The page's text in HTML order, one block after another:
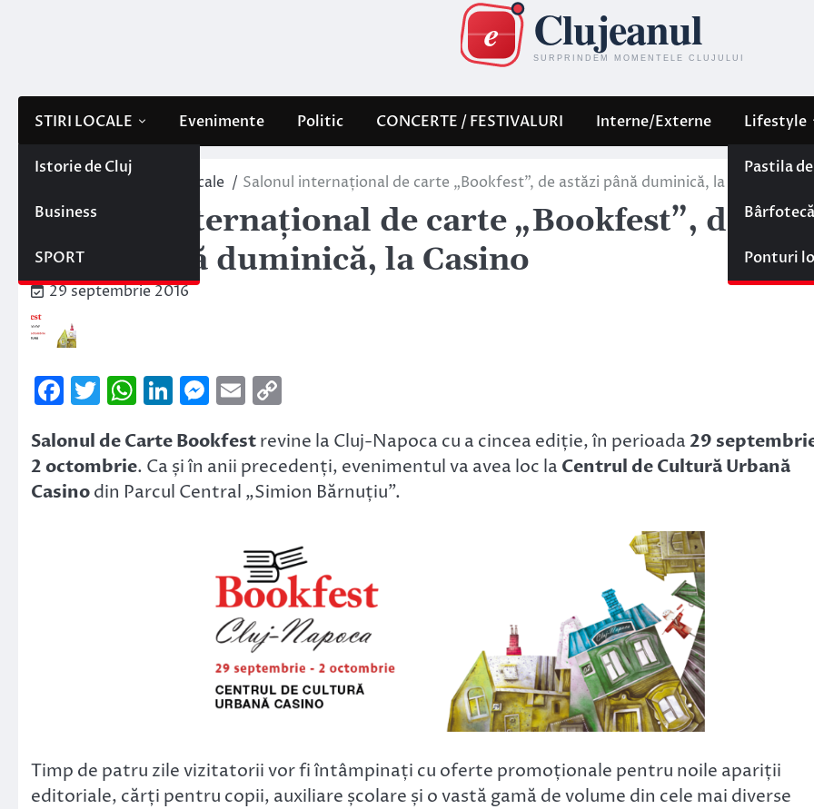
STIRI LOCALE
Istorie de Cluj
Business
SPORT
Evenimente Politic CONCERTE / FESTIVALURI Interne/Externe Lifestyle
Pastila
Bârfotecă
Ponturi
Evenimente locale Salonul internațional de carte „Bookfest”, de astăzi până duminică, la Casino
Salonul internațional de carte „Bookfest”, de
astăzi până duminică, la Casino
29 septembrie 2016
Facebook
Twitter
WhatsApp
LinkedIn
Messenger
Email
Salonul de Carte Bookfestrevine la Cluj-Napoca cu a cincea ediție, în perioada29
2 octombrie. Ca și în anii precedenți, evenimentul va avea loc la Centrul de Cultură Urbană
Casinodin Parcul Central „Simion Bărnuțiu”.
Timp de patru zile vizitatorii vor fi întâmpinați cu oferte promoționale pentru noile apariții
editoriale, cărți pentru copii, auxiliare școlare și o vastă gamă de volume din cele mai diverse